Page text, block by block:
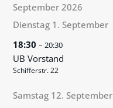
September 2026
Dienstag 1. September
18:30– 20:30
UB Vorstand
Schifferstr. 22
Samstag 12. September